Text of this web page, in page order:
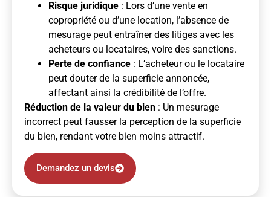
Risque juridique : Lors d’une vente en
copropriété ou d’une location, l’absence de
mesurage peut entraîner des litiges avec les
acheteurs ou locataires, voire des sanctions.
Perte de confiance : L’acheteur ou le locataire
peut douter de la superficie annoncée,
affectant ainsi la crédibilité de l’offre.
Réduction de la valeur du bien : Un mesurage
incorrect peut fausser la perception de la superficie
du bien, rendant votre bien moins attractif.
Demandez un devis